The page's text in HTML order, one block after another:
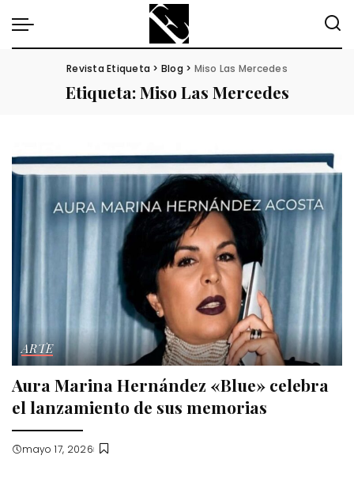
Revista Etiqueta > Blog > Miso Las Mercedes
Etiqueta:Miso Las Mercedes
ARTE
Aura Marina Hernández «Blue» celebra
el lanzamiento de sus memorias
mayo 17, 2026